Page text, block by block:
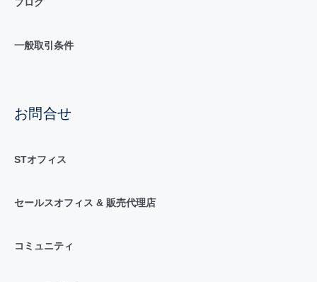
一般取引条件
お問合せ
STオフィス
セールスオフィス & 販売代理店
コミュニティ